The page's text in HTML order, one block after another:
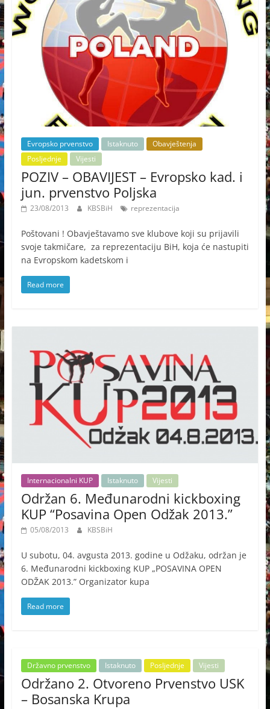
Evropsko prvenstvo Istaknuto
Obavještenja
Posljednje
Vijesti
POZIV – OBAVIJEST – Evropsko kad. i
jun. prvenstvo Poljska
23/08/2013 KBSBiH reprezentacija
Poštovani ! Obavještavamo sve klubove koji su prijavili
svoje takmičare, za reprezentaciju BiH, koja će nastupiti
na Evropskom kadetskom i
Read more
Internacionalni KUP Istaknuto Vijesti
Održan 6. Međunarodni kickboxing
KUP “Posavina Open Odžak 2013.”
05/08/2013 KBSBiH
U subotu, 04. avgusta 2013. godine u Odžaku, održan je
6. Međunarodni kickboxing KUP „POSAVINA OPEN
ODŽAK 2013.” Organizator kupa
Read more
Državno prvenstvo Istaknuto Posljednje Vijesti
Održano 2. Otvoreno Prvenstvo USK
– Bosanska Krupa